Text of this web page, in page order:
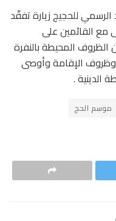
للحجيج زيارة تفقّد
مع القائمين على
المحيطة بالنفرة
وظروف الإقامة وأوصى
الدينية .
موسم الحج